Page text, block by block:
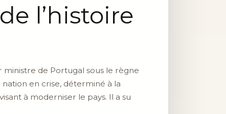
l’histoire
de Portugal sous le règne
nation en crise, déterminé à la
à moderniser le pays. Il a su